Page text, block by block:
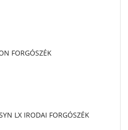
FORGÓSZÉK
LX IRODAI FORGÓSZÉK